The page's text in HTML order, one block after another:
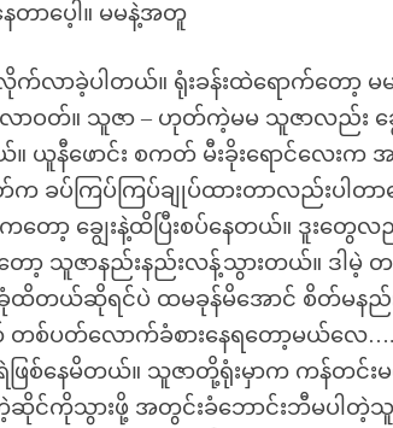
ာပေ့ါ။ မမနဲ့အတူ
န်လိုက်လာခဲ့ပါတယ်။ ရုံးခန်းထဲရောက်တေ
ာဝတ်။ သူဇာ – ဟုတ်ကဲ့မမ သူဇာလည်း ခ
ဖောင်း စကတ် မီးခိုးရောင်လေးက အသ
က ခပ်ကြပ်ကြပ်ချုပ်ထားတာလည်းပါတ
ာ့ ချွေးနဲ့ထိပြီးစပ်နေတယ်။ ဒူးတွေလည်း
သူဇာနည်းနည်းလန့်သွားတယ်။ ဒါမဲ့ တန
ခုံထိတယ်ဆိုရင်ပဲ ထမခုန်မိအောင် စိတ်မန
စ်ပတ်လောက်ခံစားနေရတော့မယ်လေ…..
ြစ်နေမိတယ်။ သူဇာတို့ရုံးမှာက ကန်တင်းမ
တဲ့ဆိုင်ကိုသွားဖို့ အတွင်းခံဘောင်းဘီမပါတဲ့